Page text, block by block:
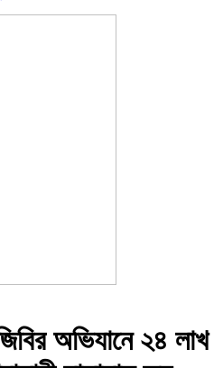
অভিযানে ২৪ লাখ